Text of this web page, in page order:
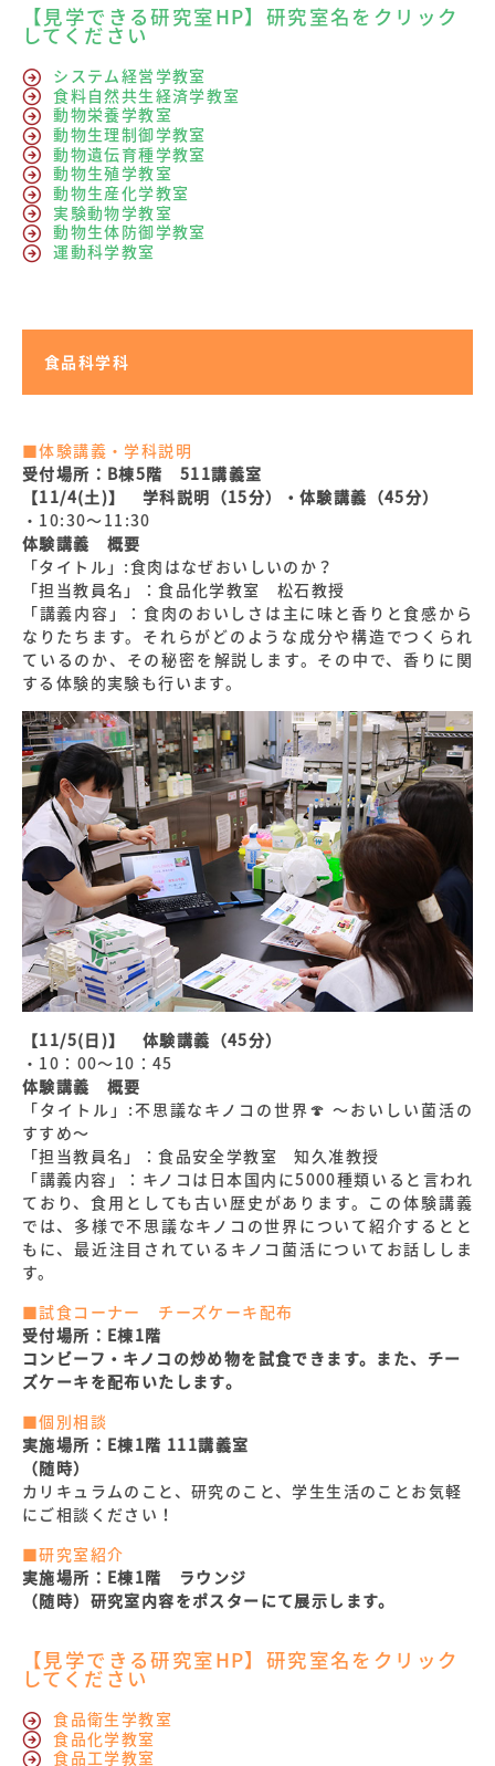
【見学できる研究室HP】 研究室名をクリック
してください
システム経営学教室
食料自然共生経済学教室
動物栄養学教室
動物生理制御学教室
動物遺伝育種学教室
動物生殖学教室
動物生産化学教室
実験動物学教室
動物生体防御学教室
運動科学教室
食品科学科
■体験講義・学科説明
受付場所：B棟5階 511講義室
【11/4(土)】 学科説明（15分）・体験講義（45分）
・10:30～11:30
体験講義 概要
「タイトル」:食肉はなぜおいしいのか？
「担当教員名」：食品化学教室 松石教授
「講義内容」：食肉のおいしさは主に味と香りと食感から
なりたちます。それらがどのような成分や構造でつくられ
ているのか、その秘密を解説します。その中で、香りに関
する体験的実験も行います。
【11/5(日)】 体験講義（45分）
・10：00～10：45
体験講義 概要
「タイトル」:不思議なキノコの世界🍄 ～おいしい菌活の
すすめ～
「担当教員名」：食品安全学教室 知久准教授
「講義内容」：キノコは日本国内に5000種類いると言われ
ており、食用としても古い歴史があります。この体験講義
では、多様で不思議なキノコの世界について紹介するとと
もに、最近注目されているキノコ菌活についてお話ししま
す。
■試食コーナー チーズケーキ配布
受付場所：E棟1階
コンビーフ・キノコの炒め物を試食できます。また、チー
ズケーキを配布いたします。
■個別相談
実施場所：E棟1階 111講義室
（随時）
カリキュラムのこと、研究のこと、学生生活のことお気軽
にご相談ください！
■研究室紹介
実施場所：E棟1階 ラウンジ
（随時）研究室内容をポスターにて展示します。
【見学できる研究室HP】 研究室名をクリック
してください
食品衛生学教室
食品化学教室
食品工学教室